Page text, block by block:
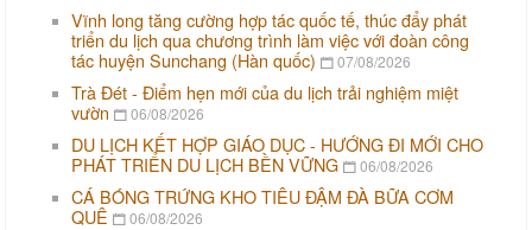
Vĩnh long tăng cường hợp tác quốc tế, thúc đẩy phát
triển du lịch qua chương trình làm việc với đoàn công
tác huyện Sunchang (Hàn quốc)
07/08/2026
Trà Đét - Điểm hẹn mới của du lịch trải nghiệm miệt
vườn
06/08/2026
DU LỊCH KẾT HỢP GIÁO DỤC - HƯỚNG ĐI MỚI CHO
PHÁT TRIỂN DU LỊCH BỀN VỮNG
06/08/2026
CÁ BÓNG TRỨNG KHO TIÊU ĐẬM ĐÀ BỮA CƠM
QUÊ
06/08/2026